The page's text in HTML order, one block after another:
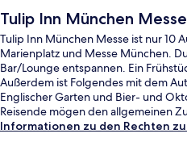
Tulip Inn München Messe
Tulip Inn München Messe ist nur 10
Marienplatz und Messe München.
Bar/Lounge entspannen. Ein
Außerdem ist Folgendes mit dem
Englischer Garten und Bier- und
Reisende mögen den allgemeinen
Informationen zu den Rechten